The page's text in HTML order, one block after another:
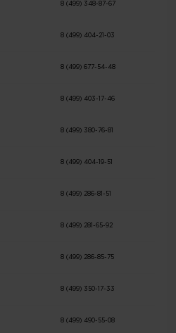
8 (499) 348-87-67
8 (499) 404-21-03
8 (499) 677-54-48
8 (499) 403-17-46
8 (499) 380-76-81
8 (499) 404-19-51
8 (499) 286-81-51
8 (499) 281-65-92
8 (499) 286-85-75
8 (499) 350-17-33
8 (499) 490-55-08